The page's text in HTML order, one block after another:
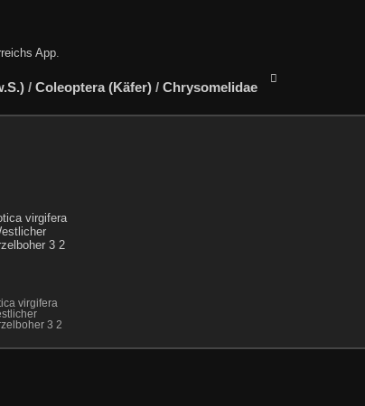
App.
/ Coleoptera (Käfer) / Chrysomelidae
virgifera
3 2